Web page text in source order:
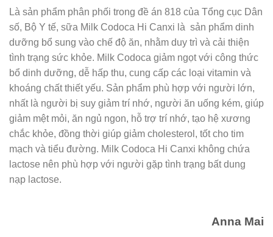
Là sản phẩm phân phối trong đề án 818 của Tổng cục Dân
số, Bộ Y tế, sữa Milk Codoca Hi Canxi là sản phẩm dinh
dưỡng bổ sung vào chế độ ăn, nhằm duy trì và cải thiện
tình trạng sức khỏe. Milk Codoca giảm ngọt với công thức
bổ dinh dưỡng, dễ hấp thu, cung cấp các loại vitamin và
khoáng chất thiết yếu. Sản phẩm phù hợp với người lớn,
nhất là người bị suy giảm trí nhớ, người ăn uống kém, giúp
giảm mệt mỏi, ăn ngủ ngon, hỗ trợ trí nhớ, tạo hệ xương
chắc khỏe, đồng thời giúp giảm cholesterol, tốt cho tim
mạch và tiểu đường. Milk Codoca Hi Canxi không chứa
lactose nên phù hợp với người gặp tình trạng bất dung
nạp lactose.
Anna Mai